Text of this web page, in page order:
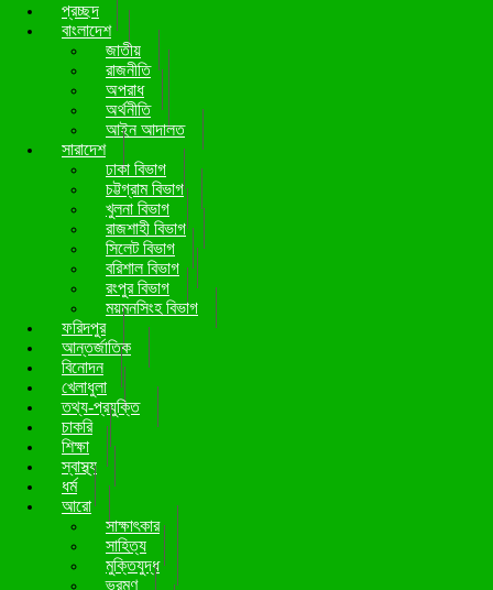
প্রচ্ছদ
বাংলাদেশ
জাতীয়
রাজনীতি
অপরাধ
অর্থনীতি
আইন আদালত
সারাদেশ
ঢাকা বিভাগ
চট্টগ্রাম বিভাগ
খুলনা বিভাগ
রাজশাহী বিভাগ
সিলেট বিভাগ
বরিশাল বিভাগ
রংপুর বিভাগ
ময়মনসিংহ বিভাগ
ফরিদপুর
আন্তর্জাতিক
বিনোদন
খেলাধুলা
তথ্য-প্রযুক্তি
চাকরি
শিক্ষা
স্বাস্থ্য
ধর্ম
আরো
সাক্ষাৎকার
সাহিত্য
মুক্তিযুদ্ধ
ভ্রমণ